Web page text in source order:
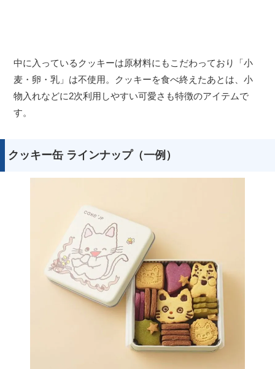
中に入っているクッキーは原材料にもこだわっており「小
麦・卵・乳」は不使用。クッキーを食べ終えたあとは、小
物入れなどに2次利用しやすい可愛さも特徴のアイテムで
す。
クッキー缶 ラインナップ（一例）